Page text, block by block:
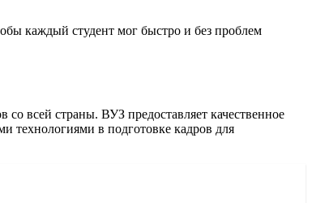
каждый студент мог быстро и без проблем
со всей страны. ВУЗ предоставляет качественное
технологиями в подготовке кадров для